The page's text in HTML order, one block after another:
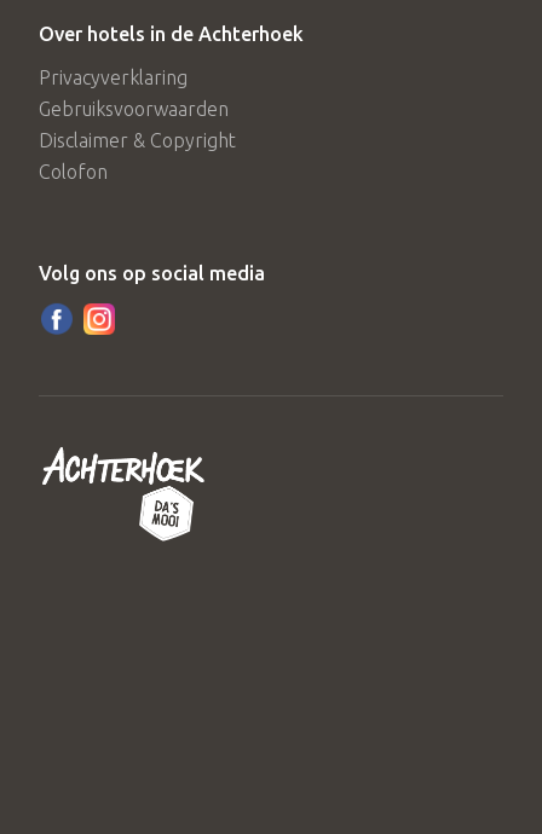
Over hotels in de Achterhoek
Privacyverklaring
Gebruiksvoorwaarden
Disclaimer & Copyright
Colofon
Volg ons op social media